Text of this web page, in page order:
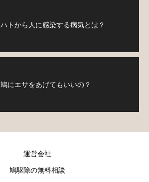
ハトから人に感染する病気とは？
鳩にエサをあげてもいいの？
運営会社
鳩駆除の無料相談